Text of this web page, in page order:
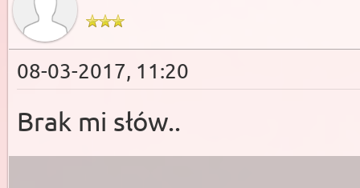
08-03-2017, 11:20
Brak mi słów..